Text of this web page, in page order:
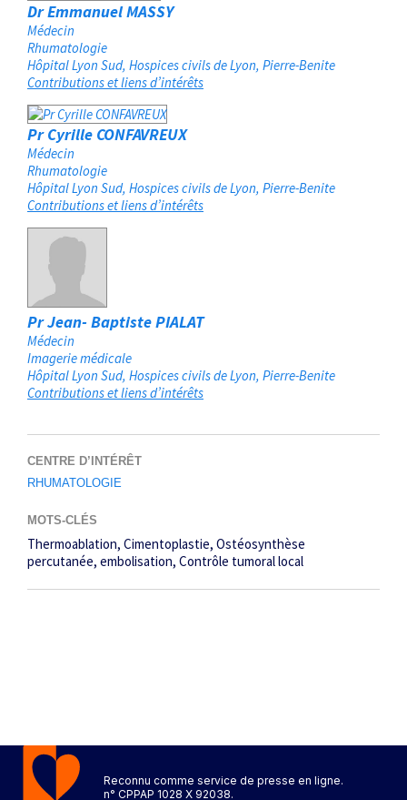
Dr Emmanuel MASSY
Médecin
Rhumatologie
Hôpital Lyon Sud, Hospices civils de Lyon Pierre-Benite
Contributions et liens d’intérêts
Pr Cyrille CONFAVREUX
Médecin
Rhumatologie
Hôpital Lyon Sud, Hospices civils de Lyon Pierre-Benite
Contributions et liens d’intérêts
Pr Jean- Baptiste PIALAT
Médecin
Imagerie médicale
Hôpital Lyon Sud, Hospices civils de Lyon Pierre-Benite
Contributions et liens d’intérêts
CENTRE D’INTÉRÊT
RHUMATOLOGIE
MOTS-CLÉS
Thermoablation Cimentoplastie Ostéosynthèse
percutanée embolisation Contrôle tumoral local
Reconnu comme service de presse en ligne.
n° CPPAP 1028 X 92038.